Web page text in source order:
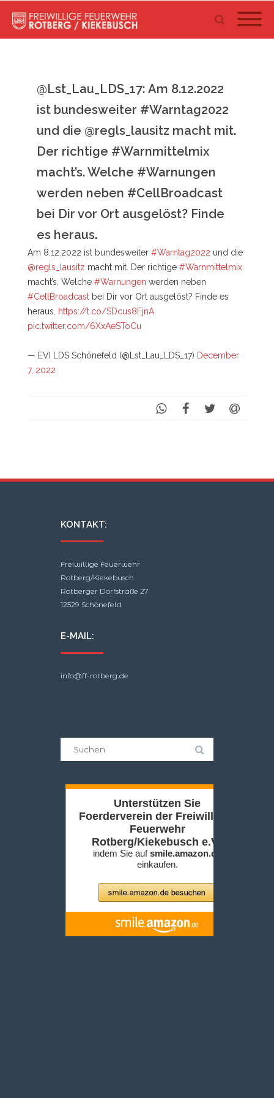
@Lst_Lau_LDS_17: Am 8.12.2022
ist bundesweiter #Warntag2022
und die @regls_lausitz macht mit.
Der richtige #Warnmittelmix
macht’s. Welche #Warnungen
werden neben #CellBroadcast
bei Dir vor Ort ausgelöst? Finde
es heraus.
Am 8.12.2022 ist bundesweiter #Warntag2022 und die
@regls_lausitz macht mit. Der richtige #Warnmittelmix
macht’s. Welche #Warnungen werden neben
#CellBroadcast bei Dir vor Ort ausgelöst? Finde es
heraus.
https://t.co/SDcus8FjnA
pic.twitter.com/6XxAeSToCu
— EVI LDS Schönefeld (@Lst_Lau_LDS_17) December
7, 2022
KONTAKT:
Freiwillige Feuerwehr
Rotberg/Kiekebusch
Rotberger Dorfstraße 27
12529 Schönefeld
E-MAIL:
info@ff-rotberg.de